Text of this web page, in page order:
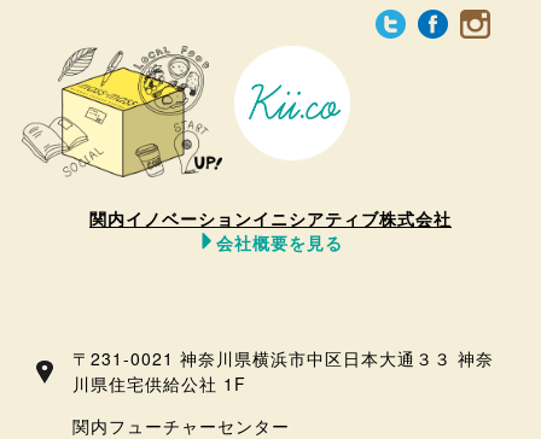
関内イノベーションイニシアティブ株式会社
会社概要を見る
〒231-0021 神奈川県横浜市中区日本大通３３ 神奈
川県住宅供給公社 1F
関内フューチャーセンター